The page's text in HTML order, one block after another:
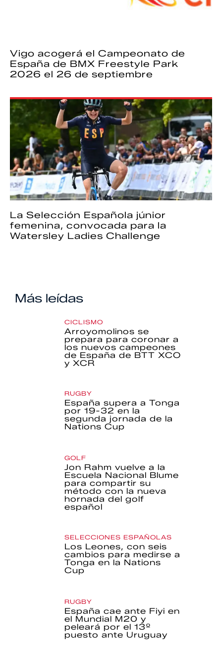
Vigo acogerá el Campeonato de
España de BMX Freestyle Park
2026 el 26 de septiembre
La Selección Española júnior
femenina, convocada para la
Watersley Ladies Challenge
Más leídas
CICLISMO
Arroyomolinos se
prepara para coronar a
los nuevos campeones
de España de BTT XCO
y XCR
RUGBY
España supera a Tonga
por 19-32 en la
segunda jornada de la
Nations Cup
GOLF
Jon Rahm vuelve a la
Escuela Nacional Blume
para compartir su
método con la nueva
hornada del golf
español
SELECCIONES ESPAÑOLAS
Los Leones, con seis
cambios para medirse a
Tonga en la Nations
Cup
RUGBY
España cae ante Fiyi en
el Mundial M20 y
peleará por el 13º
puesto ante Uruguay